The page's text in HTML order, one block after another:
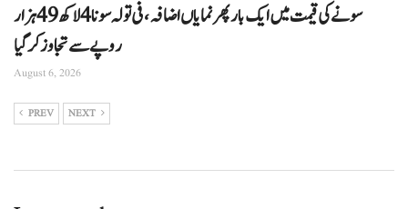
سونے کی قیمت میں ایک بار پھر نمایاں اضافہ، فی تولہ سونا 4 لاکھ 49 ہزار
روپے سے تجاوز کرگیا
August 6, 2026
PREV NEXT